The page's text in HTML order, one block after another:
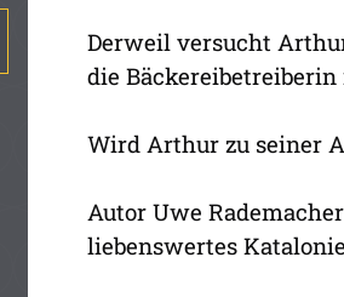
Derweil versucht
die
Wird Arthur zu seiner
Autor Uwe
liebenswertes